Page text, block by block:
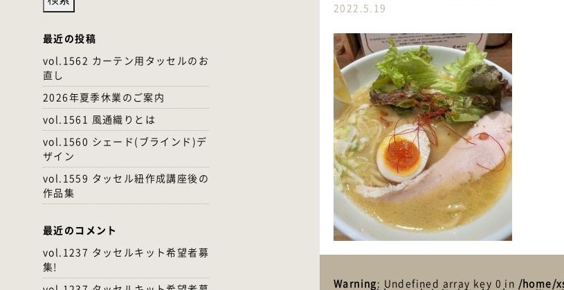
最近の投稿
vol.1562 カーテン用タッセルのお
直し
2026年夏季休業のご案内
vol.1561 風通織りとは
vol.1560 シェード(ブラインド)デ
ザイン
vol.1559 タッセル紐作成講座後の
作品集
最近のコメント
vol.1237 タッセルキット希望者募
集!
2022.5.19
Warning: Undefined array key 0 in /home/